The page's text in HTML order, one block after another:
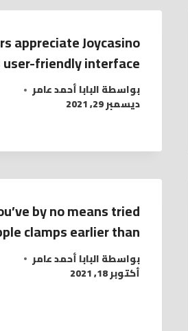
appreciate Joycasino
friendly interface
بواسطةالبابا أحمد عامر
ديسمبر 29, 2021
by no means tried
clamps earlier than
بواسطةالبابا أحمد عامر
أكتوبر 18, 2021